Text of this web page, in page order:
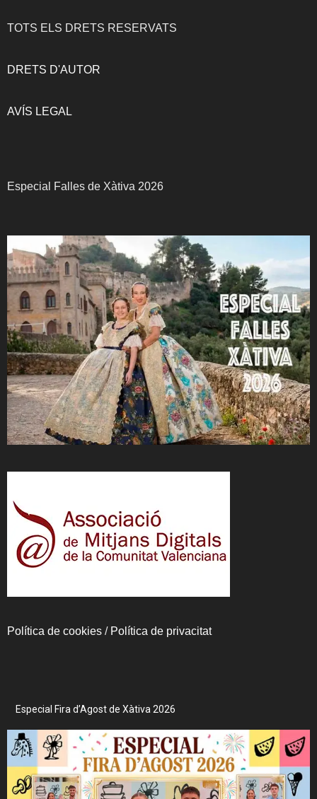
TOTS ELS DRETS RESERVATS
DRETS D'AUTOR
AVÍS LEGAL
Especial Falles de Xàtiva 2026
Política de cookies / Política de privacitat
Especial Fira d’Agost de Xàtiva 2026